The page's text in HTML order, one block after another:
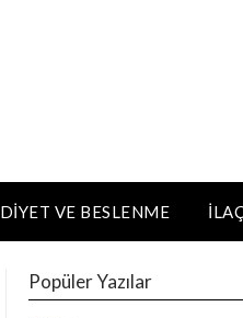
DIYET VE BESLENME
Popüler Yazılar